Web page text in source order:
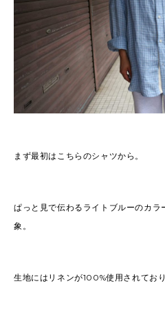
まず最初はこちらのシャツから。
ぱっと見で伝わるライトブルーのカラ
象。
生地にはリネンが100%使用されてお